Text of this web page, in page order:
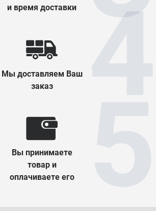
и время доставки
Мы доставляем Ваш
заказ
Вы принимаете
товар и
оплачиваете его